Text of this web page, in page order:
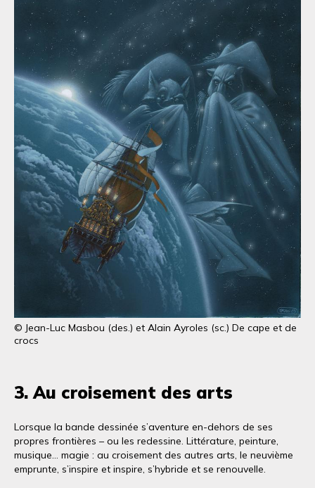
© Jean-Luc Masbou (des.) et Alain Ayroles (sc.) De cape et de
crocs
3. Au croisement des arts
Lorsque la bande dessinée s’aventure en-dehors de ses
propres frontières – ou les redessine. Littérature, peinture,
musique… magie : au croisement des autres arts, le neuvième
emprunte, s’inspire et inspire, s’hybride et se renouvelle.